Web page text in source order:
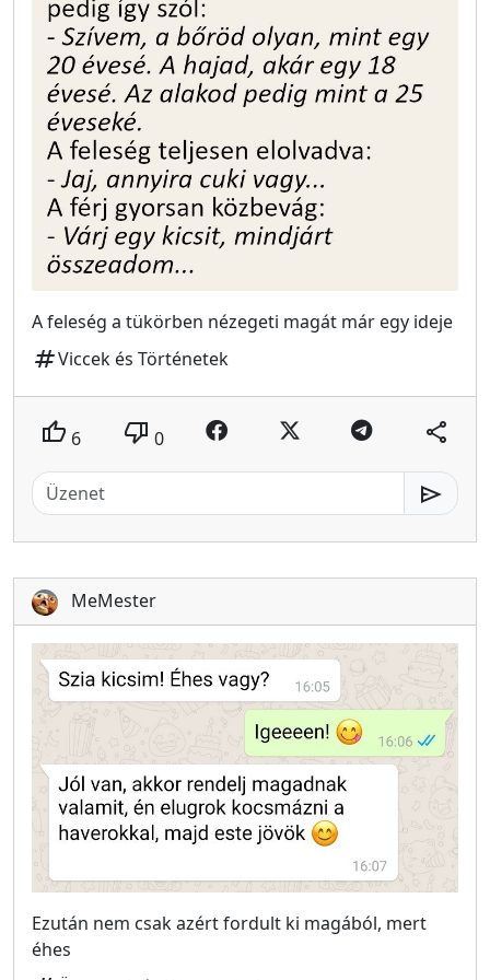
A feleség a tükörben nézegeti magát már egy ideje
tagViccek és Történetek
thumb_up 6 thumb_down 0 share
send
MeMester
Ezután nem csak azért fordult ki magából, mert
éhes